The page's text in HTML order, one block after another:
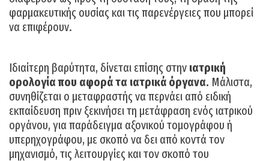
φαρμακευτικής ουσίας και τις παρενέργειες που μπορεί
να επιφέρουν.
Ιδιαίτερη βαρύτητα, δίνεται επίσης στην ιατρική
ορολογία που αφορά τα ιατρικά όργανα. Μάλιστα,
συνηθίζεται ο μεταφραστής να περνάει από ειδική
εκπαίδευση πριν ξεκινήσει τη μετάφραση ενός ιατρικού
οργάνου, για παράδειγμα αξονικού τομογράφου ή
υπερηχογράφου, με σκοπό να δει από κοντά τον
μηχανισμό, τις λειτουργίες και τον σκοπό του